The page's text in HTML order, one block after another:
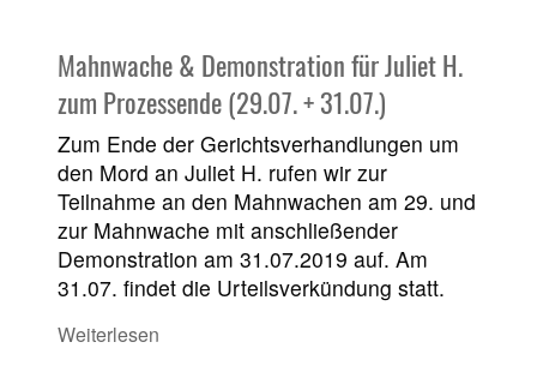
Mahnwache & Demonstration für Juliet H.
zum Prozessende (29.07. + 31.07.)
Zum Ende der Gerichtsverhandlungen um
den Mord an Juliet H. rufen wir zur
Teilnahme an den Mahnwachen am 29. und
zur Mahnwache mit anschließender
Demonstration am 31.07.2019 auf. Am
31.07. findet die Urteilsverkündung statt.
Weiterlesen